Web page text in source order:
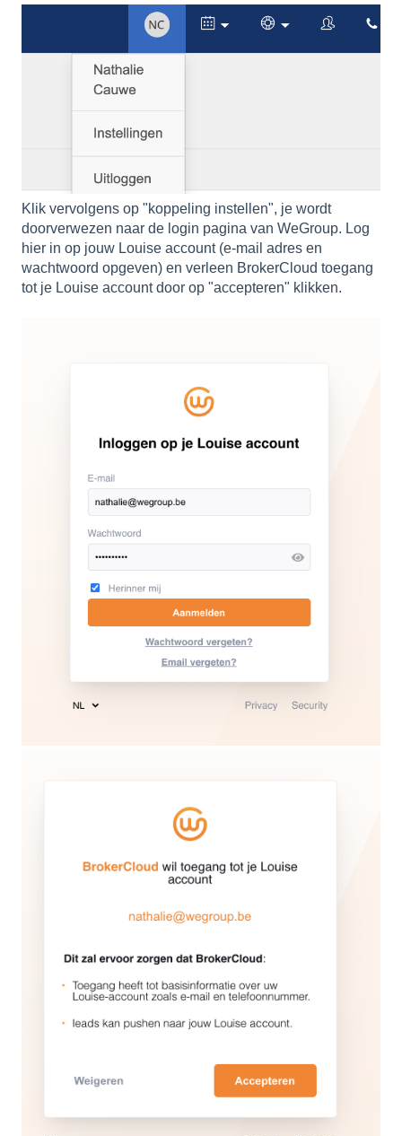
Klik vervolgens op "koppeling instellen", je wordt
doorverwezen naar de login pagina van WeGroup. Log
hier in op jouw Louise account (e-mail adres en
wachtwoord opgeven) en verleen BrokerCloud toegang
tot je Louise account door op "accepteren" klikken.